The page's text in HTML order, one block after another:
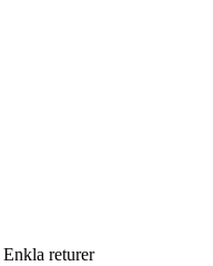
Enkla returer